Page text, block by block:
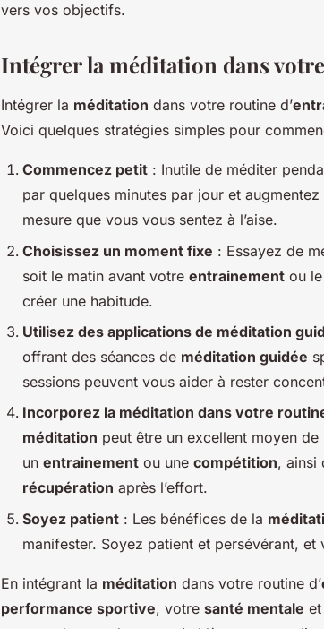
vers vos objectifs.
Intégrer la méditation dans
Intégrer la méditation dans votre routine d’
Voici quelques stratégies simples pour
Commencez petit : Inutile de méditer
par quelques minutes par jour et
mesure que vous vous sentez à l’aise.
Choisissez un moment fixe : Essayez de
soit le matin avant votre entrainement ou
créer une habitude.
Utilisez des applications de méditation
offrant des séances de méditation guidée
sessions peuvent vous aider à rester
Incorporez la méditation dans votre
méditation peut être un excellent moyen
un entrainement ou une compétition, ainsi
récupération après l’effort.
Soyez patient : Les bénéfices de la
manifester. Soyez patient et persévérant,
En intégrant la méditation dans votre routine d’
performance sportive, votre santé mentale